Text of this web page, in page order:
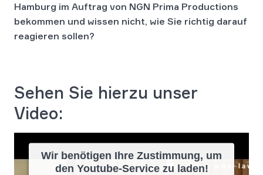
Hamburg im Auftrag von NGN Prima Productions
bekommen und wissen nicht, wie Sie richtig darauf
reagieren sollen?
Sehen Sie hierzu unser
Video:
Wir benötigen Ihre Zustimmung, um
den Youtube-Service zu laden!